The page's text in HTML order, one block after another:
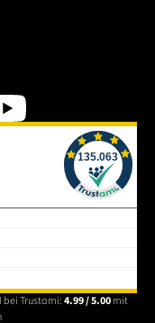
bei Trustami:4.99 / 5.00mit